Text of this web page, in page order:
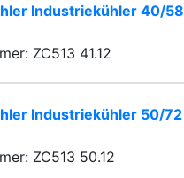
Industriekühler 40/58
ZC513 41.12
Industriekühler 50/72
ZC513 50.12